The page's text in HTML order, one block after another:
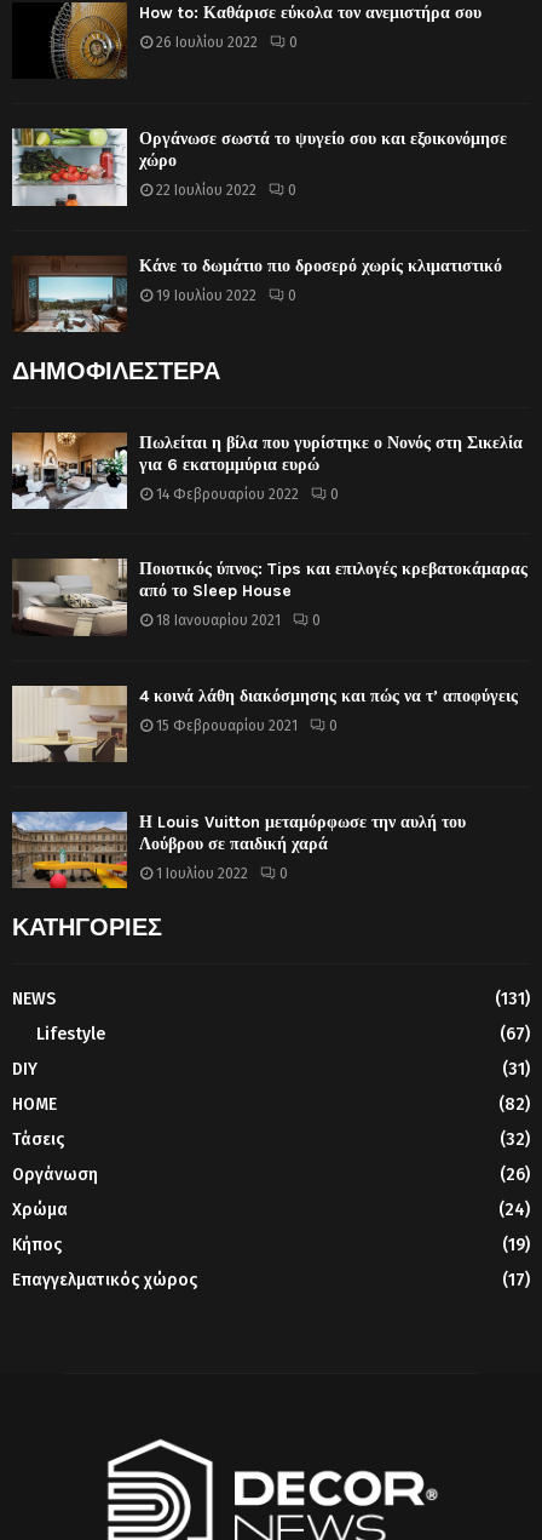
How to: Καθάρισε εύκολα τον ανεμιστήρα σου
26 Ιουλίου 2022 0
Οργάνωσε σωστά το ψυγείο σου και εξοικονόμησε
χώρο
22 Ιουλίου 2022 0
Κάνε το δωμάτιο πιο δροσερό χωρίς κλιματιστικό
19 Ιουλίου 2022 0
ΔΗΜΟΦΙΛΕΣΤΕΡΑ
Πωλείται η βίλα που γυρίστηκε ο Νονός στη Σικελία
για 6 εκατομμύρια ευρώ
14 Φεβρουαρίου 2022 0
Ποιοτικός ύπνος: Tips και επιλογές κρεβατοκάμαρας
από το Sleep House
18 Ιανουαρίου 2021 0
4 κοινά λάθη διακόσμησης και πώς να τ’ αποφύγεις
15 Φεβρουαρίου 2021 0
Η Louis Vuitton μεταμόρφωσε την αυλή του
Λούβρου σε παιδική χαρά
1 Ιουλίου 2022 0
ΚΑΤΗΓΟΡΙΕΣ
NEWS
(131)
Lifestyle
(67)
DIY
(31)
HOME
(82)
Τάσεις
(32)
Οργάνωση
(26)
Χρώμα
(24)
Κήπος
(19)
Επαγγελματικός χώρος
(17)